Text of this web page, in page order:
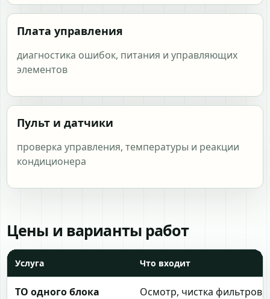
Плата управления
диагностика ошибок, питания и управляющих
элементов
Пульт и датчики
проверка управления, температуры и реакции
кондиционера
Цены и варианты работ
Услуга Что входит
ТО одного блока Осмотр, чистка